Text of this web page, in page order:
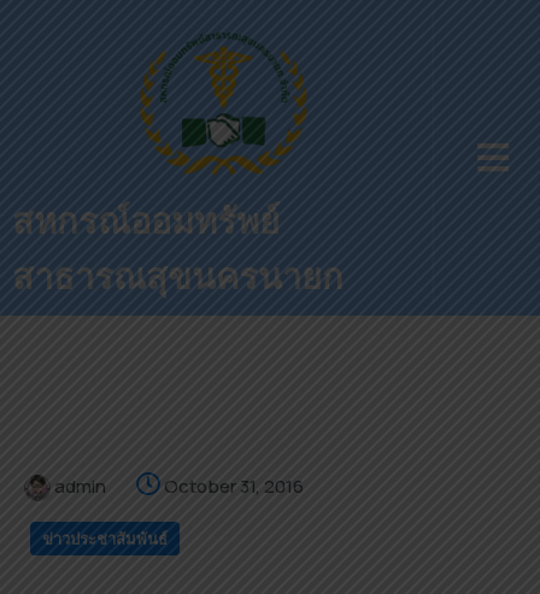
สหกรณ์ออมทรัพย์
สาธารณสุขนครนายก
admin October 31, 2016
ข่าวประชาสัมพันธ์